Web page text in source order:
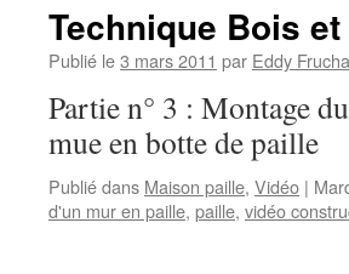
Technique Bois
Publié le3 mars 2011 par Eddy
Partie n° 3 : Montage
mue en botte de paille
Publié dans Maison paille, Vidéo |
d'un mur en paille, paille, vidéo